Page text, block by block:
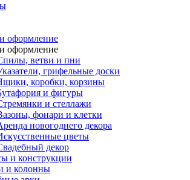
оформление
оформление
ветви и пни
грифельные доски
коробки, корзины
и фигуры
и стеллажи
фонари и клетки
новогоднего декора
цветы
декор
и конструкции
и колонны